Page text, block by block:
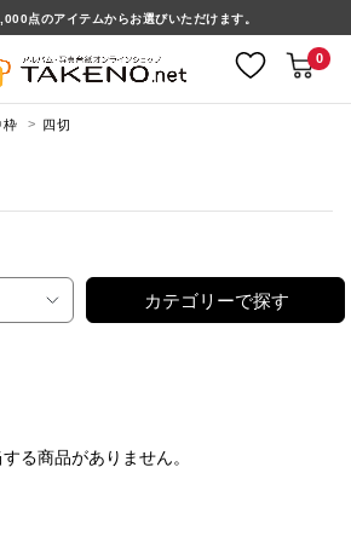
点のアイテムからお選びいただけます。
0
枠 四切
カテゴリーで探す
る商品がありません。